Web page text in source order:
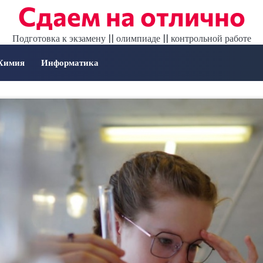
Сдаем на отлично
Подготовка к экзамену || олимпиаде || контрольной работе
Информатика